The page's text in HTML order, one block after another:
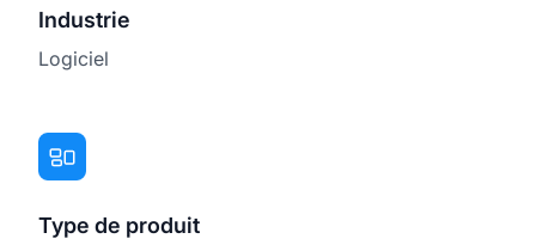
Industrie
Logiciel
Type de produit